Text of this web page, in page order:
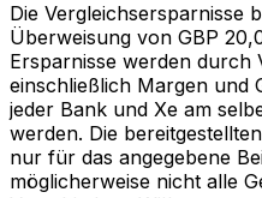
Die Vergleichsersparnisse
Überweisung von GBP
Ersparnisse werden durch
einschließlich Margen und
jeder Bank und Xe am
werden. Die
nur für das angegebene
möglicherweise nicht alle